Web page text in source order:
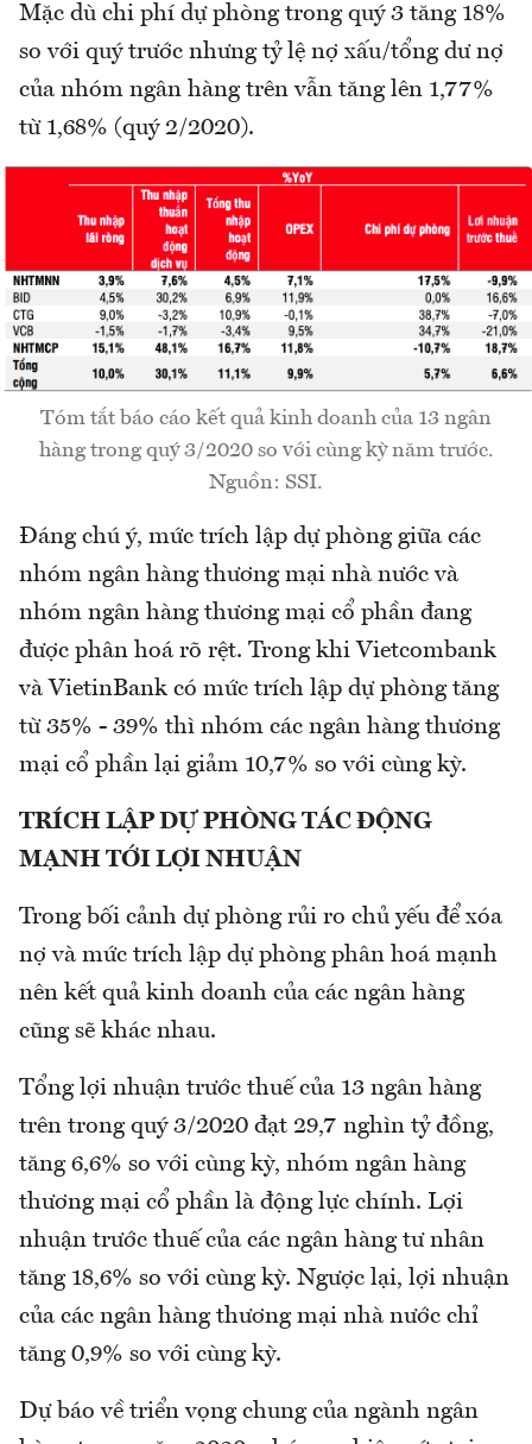
Mặc dù chi phí dự phòng trong quý 3 tăng 18%
so với quý trước nhưng tỷ lệ nợ xấu/tổng dư nợ
của nhóm ngân hàng trên vẫn tăng lên 1,77%
từ 1,68% (quý 2/2020).
Tóm tắt báo cáo kết quả kinh doanh của 13 ngân
hàng trong quý 3/2020 so với cùng kỳ năm trước.
Nguồn: SSI.
Đáng chú ý, mức trích lập dự phòng giữa các
nhóm ngân hàng thương mại nhà nước và
nhóm ngân hàng thương mại cổ phần đang
được phân hoá rõ rệt. Trong khi Vietcombank
và VietinBank có mức trích lập dự phòng tăng
từ 35% - 39% thì nhóm các ngân hàng thương
mại cổ phần lại giảm 10,7% so với cùng kỳ.
TRÍCH LẬP DỰ PHÒNG TÁC ĐỘNG
MẠNH TỚI LỢI NHUẬN
Trong bối cảnh dự phòng rủi ro chủ yếu để xóa
nợ và mức trích lập dự phòng phân hoá mạnh
nên kết quả kinh doanh của các ngân hàng
cũng sẽ khác nhau.
Tổng lợi nhuận trước thuế của 13 ngân hàng
trên trong quý 3/2020 đạt 29,7 nghìn tỷ đồng,
tăng 6,6% so với cùng kỳ, nhóm ngân hàng
thương mại cổ phần là động lực chính. Lợi
nhuận trước thuế của các ngân hàng tư nhân
tăng 18,6% so với cùng kỳ. Ngược lại, lợi nhuận
của các ngân hàng thương mại nhà nước chỉ
tăng 0,9% so với cùng kỳ.
Dự báo về triển vọng chung của ngành ngân